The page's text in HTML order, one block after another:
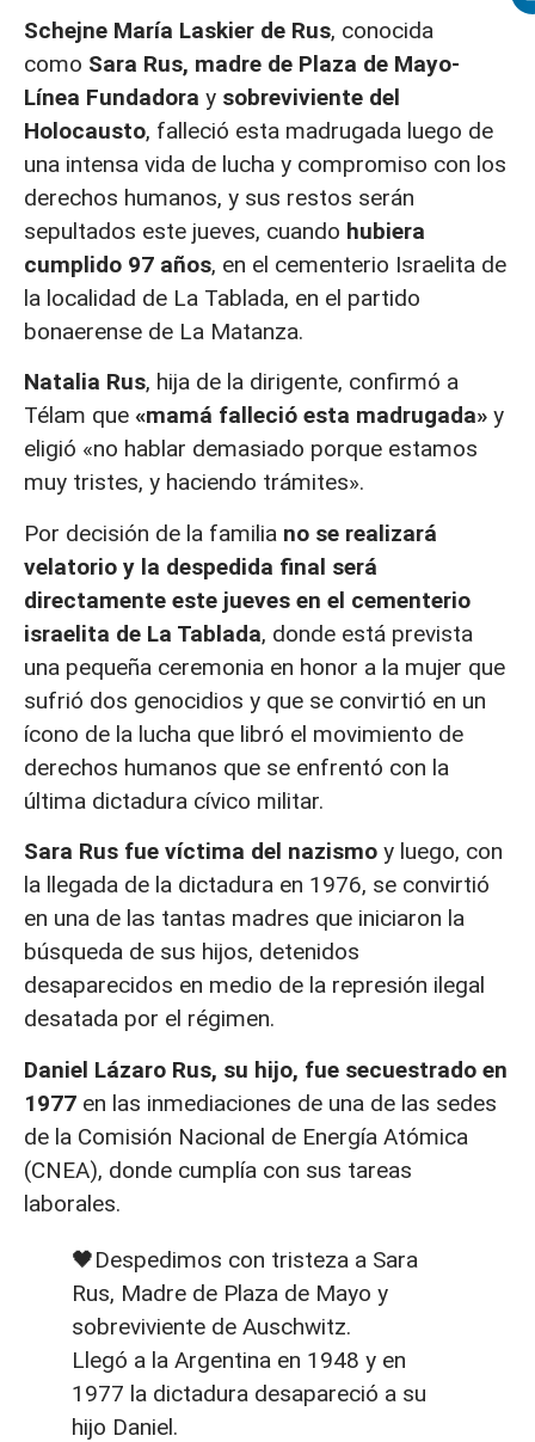
Schejne María Laskier de Rus, conocida
como Sara Rus, madre de Plaza de Mayo-
Línea Fundadora y sobreviviente del
Holocausto, falleció esta madrugada luego de
una intensa vida de lucha y compromiso con los
derechos humanos, y sus restos serán
sepultados este jueves, cuando hubiera
cumplido 97 años, en el cementerio Israelita de
la localidad de La Tablada, en el partido
bonaerense de La Matanza.
Natalia Rus, hija de la dirigente, confirmó a
Télam que «mamá falleció esta madrugada» y
eligió «no hablar demasiado porque estamos
muy tristes, y haciendo trámites».
Por decisión de la familia no se realizará
velatorio y la despedida final será
directamente este jueves en el cementerio
israelita de La Tablada, donde está prevista
una pequeña ceremonia en honor a la mujer que
sufrió dos genocidios y que se convirtió en un
ícono de la lucha que libró el movimiento de
derechos humanos que se enfrentó con la
última dictadura cívico militar.
Sara Rus fue víctima del nazismo y luego, con
la llegada de la dictadura en 1976, se convirtió
en una de las tantas madres que iniciaron la
búsqueda de sus hijos, detenidos
desaparecidos en medio de la represión ilegal
desatada por el régimen.
Daniel Lázaro Rus, su hijo, fue secuestrado en
1977 en las inmediaciones de una de las sedes
de la Comisión Nacional de Energía Atómica
(CNEA), donde cumplía con sus tareas
laborales.
🖤Despedimos con tristeza a Sara
Rus, Madre de Plaza de Mayo y
sobreviviente de Auschwitz.
Llegó a la Argentina en 1948 y en
1977 la dictadura desapareció a su
hijo Daniel.